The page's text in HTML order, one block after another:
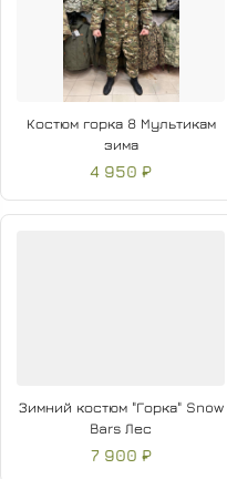
Костюм горка 8 Мультикам
зима
4 950 ₽
Зимний костюм "Горка" Snow
Bars Лес
7 900 ₽